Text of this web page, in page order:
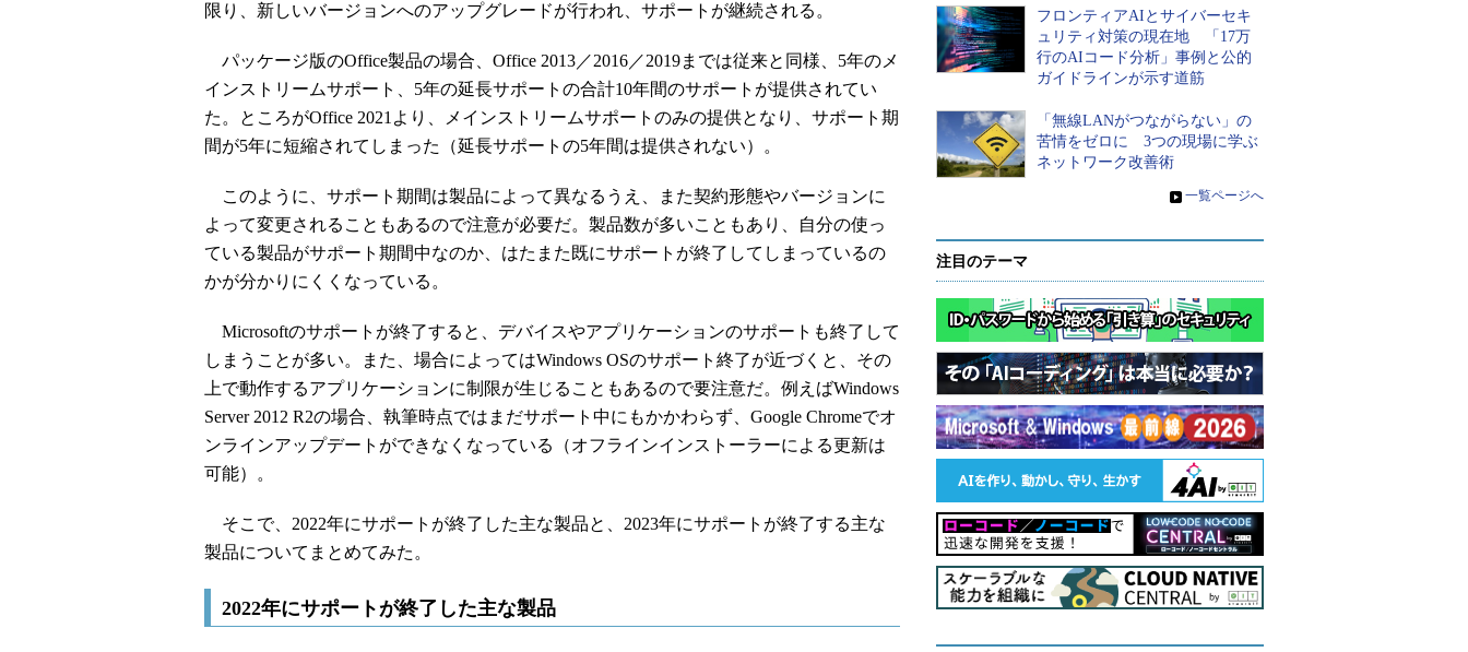
限り、新しいバージョンへのアップグレードが行われ、サポートが継続される。
パッケージ版のOffice製品の場合、Office 2013／2016／2019までは従来と同様、5年のメ
インストリームサポート、5年の延長サポートの合計10年間のサポートが提供されてい
た。ところがOffice 2021より、メインストリームサポートのみの提供となり、サポート期
間が5年に短縮されてしまった（延長サポートの5年間は提供されない）。
このように、サポート期間は製品によって異なるうえ、また契約形態やバージョンに
よって変更されることもあるので注意が必要だ。製品数が多いこともあり、自分の使っ
ている製品がサポート期間中なのか、はたまた既にサポートが終了してしまっているの
かが分かりにくくなっている。
Microsoftのサポートが終了すると、デバイスやアプリケーションのサポートも終了して
しまうことが多い。また、場合によってはWindows OSのサポート終了が近づくと、その
上で動作するアプリケーションに制限が生じることもあるので要注意だ。例えばWindows
Server 2012 R2の場合、執筆時点ではまだサポート中にもかかわらず、Google Chromeでオ
ンラインアップデートができなくなっている（オフラインインストーラーによる更新は
可能）。
そこで、2022年にサポートが終了した主な製品と、2023年にサポートが終了する主な
製品についてまとめてみた。
2022年にサポートが終了した主な製品
フロンティアAIとサイバーセキ
ュリティ対策の現在地 「17万
行のAIコード分析」事例と公的
ガイドラインが示す道筋
「無線LANがつながらない」の
苦情をゼロに 3つの現場に学ぶ
ネットワーク改善術
» 一覧ページへ
注目のテーマ